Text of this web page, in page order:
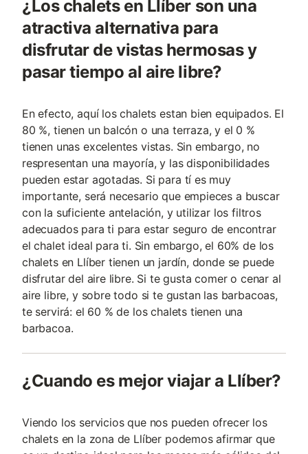
¿Los chalets en Llíber son una
atractiva alternativa para
disfrutar de vistas hermosas y
pasar tiempo al aire libre?
En efecto, aquí los chalets estan bien equipados. El
80 %, tienen un balcón o una terraza, y el 0 %
tienen unas excelentes vistas. Sin embargo, no
respresentan una mayoría, y las disponibilidades
pueden estar agotadas. Si para tí es muy
importante, será necesario que empieces a buscar
con la suficiente antelación, y utilizar los filtros
adecuados para ti para estar seguro de encontrar
el chalet ideal para ti. Sin embargo, el 60% de los
chalets en Llíber tienen un jardín, donde se puede
disfrutar del aire libre. Si te gusta comer o cenar al
aire libre, y sobre todo si te gustan las barbacoas,
te servirá: el 60 % de los chalets tienen una
barbacoa.
¿Cuando es mejor viajar a Llíber?
Viendo los servicios que nos pueden ofrecer los
chalets en la zona de Llíber podemos afirmar que